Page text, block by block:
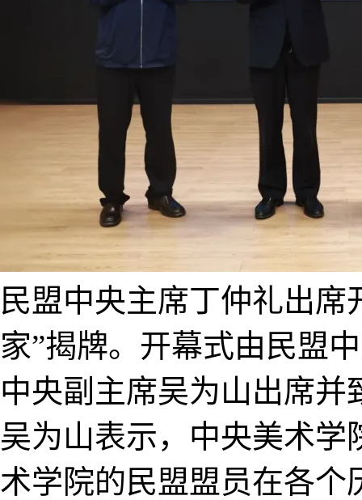
民盟中央主席丁仲礼出
家”揭牌。开幕式由民盟
中央副主席吴为山出席并
吴为山表示，中央美术
术学院的民盟盟员在各个